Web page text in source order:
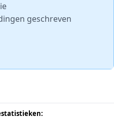
geschreven